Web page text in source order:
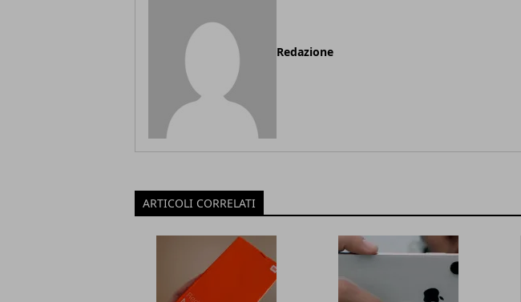
Redazione
ARTICOLI CORRELATI